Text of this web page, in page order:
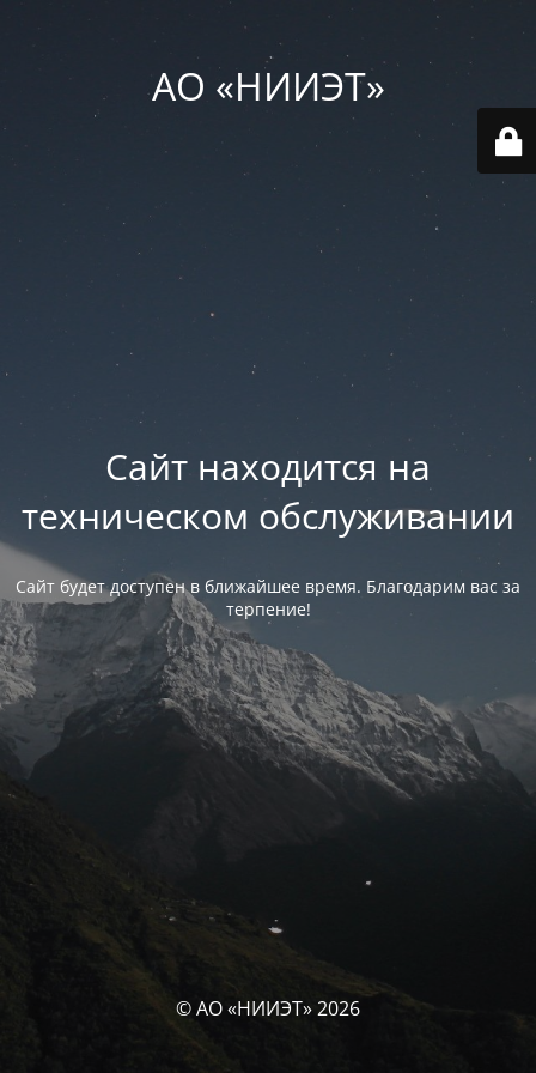
АО «НИИЭТ»
Сайт находится на
техническом обслуживании
Сайт будет доступен в ближайшее время. Благодарим вас за
терпение!
© АО «НИИЭТ» 2026